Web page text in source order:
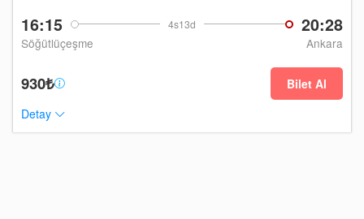
16:15 4s13d 20:28
Söğütlüçeşme Ankara
930₺
Bilet Al
Detay